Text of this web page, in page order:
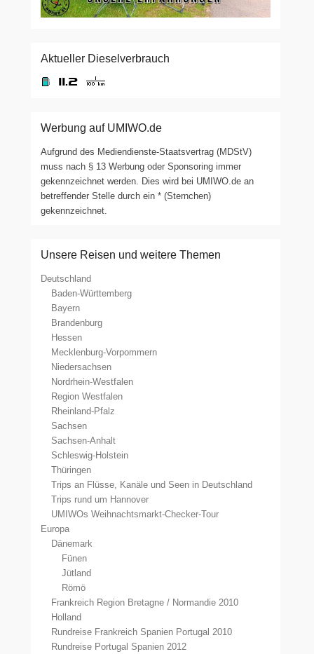
Aktueller Dieselverbrauch
Werbung auf UMIWO.de
Aufgrund des Mediendienste-Staatsvertrag (MDStV)
muss nach § 13 Werbung oder Sponsoring immer
gekennzeichnet werden. Dies wird bei UMIWO.de an
betreffender Stelle durch ein * (Sternchen)
gekennzeichnet.
Unsere Reisen und weitere Themen
Deutschland
Baden-Württemberg
Bayern
Brandenburg
Hessen
Mecklenburg-Vorpommern
Niedersachsen
Nordrhein-Westfalen
Region Westfalen
Rheinland-Pfalz
Sachsen
Sachsen-Anhalt
Schleswig-Holstein
Thüringen
Trips an Flüsse, Kanäle und Seen in Deutschland
Trips rund um Hannover
UMIWOs Weihnachtsmarkt-Checker-Tour
Europa
Dänemark
Fünen
Jütland
Römö
Frankreich Region Bretagne / Normandie 2010
Holland
Rundreise Frankreich Spanien Portugal 2010
Rundreise Portugal Spanien 2012